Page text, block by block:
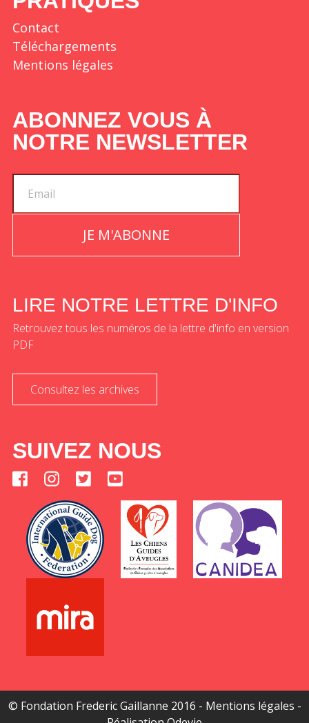
Contact
Téléchargements
Mentions légales
ABONNEZ VOUS À
NOTRE NEWSLETTER
JE M'ABONNE
LIRE NOTRE LETTRE D'INFO
Retrouvez tous les numéros de la lettre d'info en version
PDF
Consultez les archives
SUIVEZ NOUS
© Fondation Frederic Gaillanne 2016 - Mentions légales -